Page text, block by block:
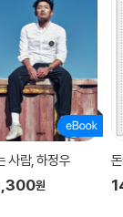
사람, 하정우
원